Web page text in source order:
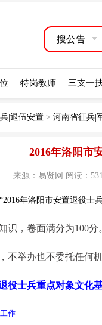
搜公告
特岗教师 三支一
|退伍安置 > 河南省征兵|
2016年洛阳市
来源：易贤网 阅读：
年洛阳市安置退役士
识，卷面满分为100
不举办也不委托任何
役士兵重点对象文化
作